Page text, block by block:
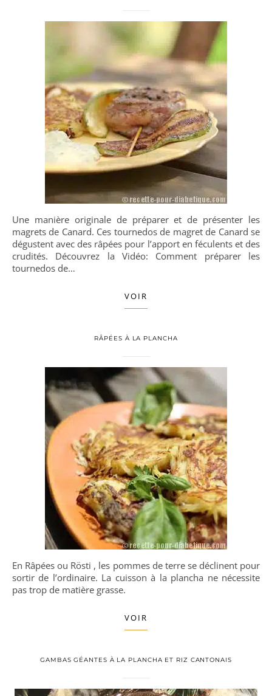
Une manière originale de préparer et de présenter les
magrets de Canard. Ces tournedos de magret de Canard se
dégustent avec des râpées pour l’apport en féculents et des
crudités. Découvrez la Vidéo: Comment préparer les
tournedos de…
VOIR
RÂPÉES À LA PLANCHA
En Râpées ou Rösti , les pommes de terre se déclinent pour
sortir de l’ordinaire. La cuisson à la plancha ne nécessite
pas trop de matière grasse.
VOIR
GAMBAS GÉANTES À LA PLANCHA ET RIZ CANTONAIS